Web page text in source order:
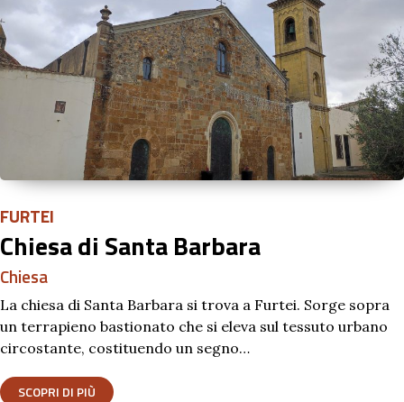
FURTEI
Chiesa di Santa Barbara
Chiesa
La chiesa di Santa Barbara si trova a Furtei. Sorge sopra
un terrapieno bastionato che si eleva sul tessuto urbano
circostante, costituendo un segno…
SCOPRI DI PIÙ